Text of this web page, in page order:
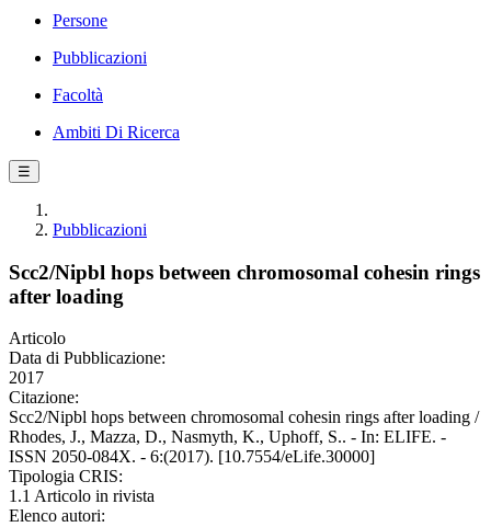
Persone
Pubblicazioni
Facoltà
Ambiti Di Ricerca
☰
Pubblicazioni
Scc2/Nipbl hops between chromosomal cohesin rings
after loading
Articolo
Data di Pubblicazione:
2017
Citazione:
Scc2/Nipbl hops between chromosomal cohesin rings after loading /
Rhodes, J., Mazza, D., Nasmyth, K., Uphoff, S.. - In: ELIFE. -
ISSN 2050-084X. - 6:(2017). [10.7554/eLife.30000]
Tipologia CRIS:
1.1 Articolo in rivista
Elenco autori: